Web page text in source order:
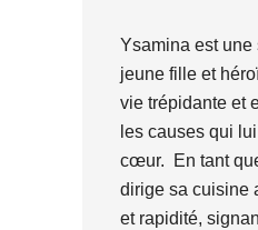
Ysamina est une
jeune fille et
vie trépidante et
les causes qui
cœur. En tant
dirige sa cuisine
et rapidité,